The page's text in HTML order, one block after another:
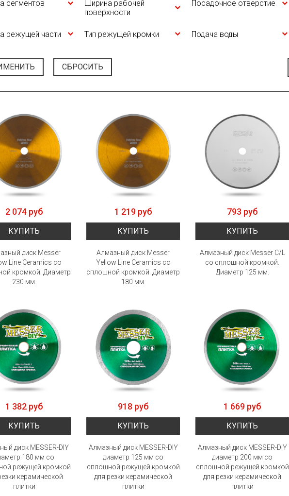
сегментов
Ширина рабочей
поверхности
Посадочное отверстие
режущей части Тип режущей кромки Подача воды
СБРОСИТЬ
2 074 руб
КУПИТЬ
диск Messer
Line Ceramics со
кромкой. Диаметр
230 мм.
1 219 руб
КУПИТЬ
Алмазный диск Messer
Yellow Line Ceramics со
сплошной кромкой. Диаметр
180 мм.
793 руб
КУПИТЬ
Алмазный диск Messer C/L
со сплошной кромкой.
Диаметр 125 мм.
1 382 руб
КУПИТЬ
диск MESSER-DIY
180 мм со
режущей кромкой
керамической
плитки
918 руб
КУПИТЬ
Алмазный диск MESSER-DIY
диаметр 125 мм со
сплошной режущей кромкой
для резки керамической
плитки
1 669 руб
КУПИТЬ
Алмазный диск MESSER-DIY
диаметр 200 мм со
сплошной режущей кромкой
для резки керамической
плитки